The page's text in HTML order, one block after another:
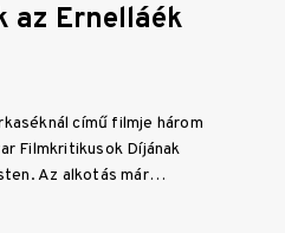
az Ernelláék
című filmje három
Filmkritikusok Díjának
Az alkotás már…